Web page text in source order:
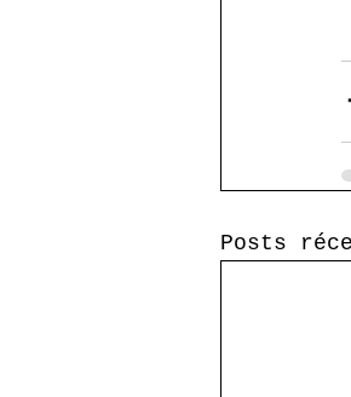
Posts